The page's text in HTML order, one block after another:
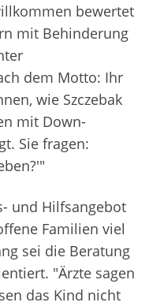
bewertet
mit Behinderung
dem Motto: Ihr
wie Szczebak
mit Down-
Sie fragen:
und Hilfsangebot
Familien viel
sei die Beratung
"Ärzte sagen
das Kind nicht